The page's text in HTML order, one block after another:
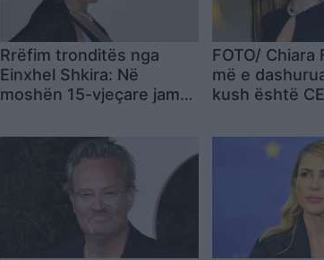
Rrëfim tronditës nga
Einxhel Shkira: Në
moshën 15-vjeçare jam…
FOTO/ Chiara
më e
kush është
ndarjes